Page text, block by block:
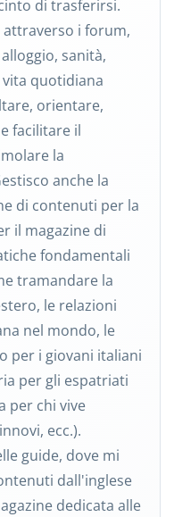
di trasferirsi.
i forum,
sanità,
quotidiana
orientare,
facilitare il
la
anche la
di contenuti per la
il magazine di
fondamentali
tramandare la
le relazioni
nel mondo, le
per i giovani italiani
per gli espatriati
per chi vive
ecc.).
guide, dove mi
dall'inglese
dedicata alle